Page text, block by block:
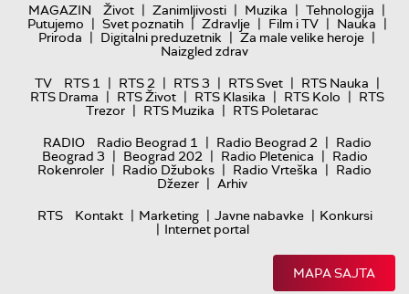
MAGAZIN
Život | Zanimljivosti | Muzika | Tehnologija |
Putujemo | Svet poznatih | Zdravlje | Film i TV | Nauka |
Priroda | Digitalni preduzetnik | Za male velike heroje |
Naizgled zdrav
TV
RTS 1 | RTS 2 | RTS 3 | RTS Svet | RTS Nauka |
RTS Drama | RTS Život | RTS Klasika | RTS Kolo | RTS
Trezor | RTS Muzika | RTS Poletarac
RADIO
Radio Beograd 1 | Radio Beograd 2 | Radio
Beograd 3 | Beograd 202 | Radio Pletenica | Radio
Rokenroler | Radio Džuboks | Radio Vrteška | Radio
Džezer | Arhiv
RTS
Kontakt | Marketing | Javne nabavke | Konkursi
| Internet portal
MAPA SAJTA